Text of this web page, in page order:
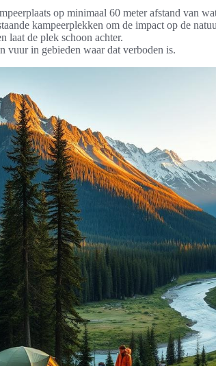
op minimaal 60 meter afstand van
kampeerplekken om de impact op de
laat de plek schoon achter.
vuur in gebieden waar dat verboden is.